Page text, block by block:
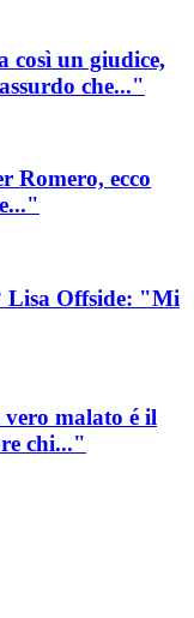
così un giudice,
che..."
Romero, ecco
Lisa Offside: "Mi
malato é il
chi..."